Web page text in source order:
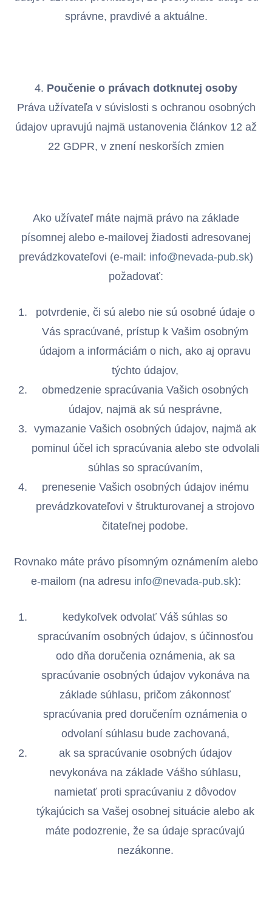
správne, pravdivé a aktuálne.
4. Poučenie o právach dotknutej osoby
Práva užívateľa v súvislosti s ochranou osobných
údajov upravujú najmä ustanovenia článkov 12 až
22 GDPR, v znení neskorších zmien
Ako užívateľ máte najmä právo na základe
písomnej alebo e-mailovej žiadosti adresovanej
prevádzkovateľovi (e-mail: info@nevada-pub.sk)
požadovať:
potvrdenie, či sú alebo nie sú osobné údaje o
Vás spracúvané, prístup k Vašim osobným
údajom a informáciám o nich, ako aj opravu
týchto údajov,
obmedzenie spracúvania Vašich osobných
údajov, najmä ak sú nesprávne,
vymazanie Vašich osobných údajov, najmä ak
pominul účel ich spracúvania alebo ste odvolali
súhlas so spracúvaním,
prenesenie Vašich osobných údajov inému
prevádzkovateľovi v štrukturovanej a strojovo
čitateľnej podobe.
Rovnako máte právo písomným oznámením alebo
e-mailom (na adresu info@nevada-pub.sk):
kedykoľvek odvolať Váš súhlas so
spracúvaním osobných údajov, s účinnosťou
odo dňa doručenia oznámenia, ak sa
spracúvanie osobných údajov vykonáva na
základe súhlasu, pričom zákonnosť
spracúvania pred doručením oznámenia o
odvolaní súhlasu bude zachovaná,
ak sa spracúvanie osobných údajov
nevykonáva na základe Vášho súhlasu,
namietať proti spracúvaniu z dôvodov
týkajúcich sa Vašej osobnej situácie alebo ak
máte podozrenie, že sa údaje spracúvajú
nezákonne.